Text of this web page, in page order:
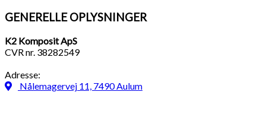
GENERELLE OPLYSNINGER
K2 Komposit ApS
CVR nr. 38282549
Adresse:
Nålemagervej 11, 7490 Aulum